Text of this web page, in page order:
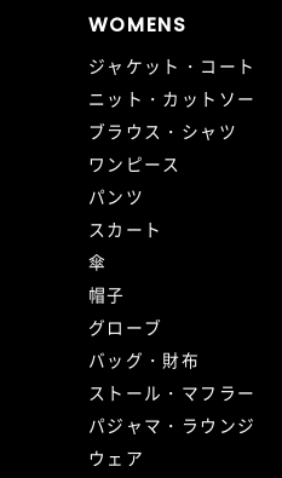
WOMENS
ジャケット・コート
ニット・カットソー
ブラウス・シャツ
ワンピース
パンツ
スカート
傘
帽子
グローブ
バッグ・財布
ストール・マフラー
パジャマ・ラウンジ
ウェア